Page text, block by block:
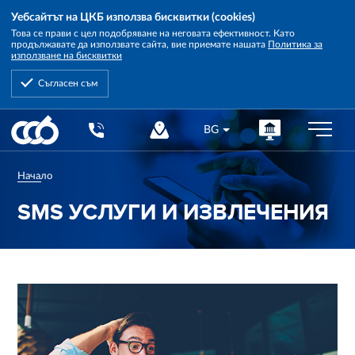
Уебсайтът на ЦКБ използва бисквитки (cookies)
Това се прави с цел подобряване на неговата ефективност. Като
продължавате да използвате сайта, вие приемате нашата Политика за
използване на бисквитки
Съгласен съм
Central
Cooperative
Bank
BG
Начало
SMS УСЛУГИ И ИЗВЛЕЧЕНИЯ